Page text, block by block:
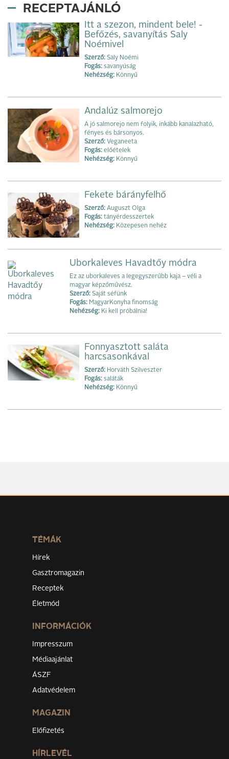
RECEPTAJÁNLÓ
Itt a szezon, mindent bele! -
Befőzés, savanyítás Saly
Noémivel
Szerző: Saly Noémi
Fogás: savanyúság
Nehézség: Könnyű
Andalúz salmorejo
A jó salmorejo nem folyik, inkább kanalazható,
fényes és bársonyos.
Szerző: Veganeeta
Fogás: előételek
Nehézség: Könnyű
Fekete bárányfelhő
Szerző: Auguszt Olga
Fogás: tányérdesszertek
Nehézség: Közepesen nehéz
Uborkaleves Havadtőy módra
Ez az uborkaleves a legegyszerűbb kaja – véli a
magyar képzőművész.
Szerző:Saját séfünk
Fogás:MagyarKonyha finomság
Nehézség:Ki kell próbálnia!
Fonnyasztott saláta
harcsasonkával
Szerző: Horváth Szilveszter
Fogás: saláták
Nehézség: Könnyű
TÉMÁK
Hírek
Gasztromagazin
Receptek
Életmód
INFORMÁCIÓK
Impresszum
Médiaajánlat
ÁSZF
Adatvédelem
MAGAZIN
Előfizetés
HÍRLEVÉL